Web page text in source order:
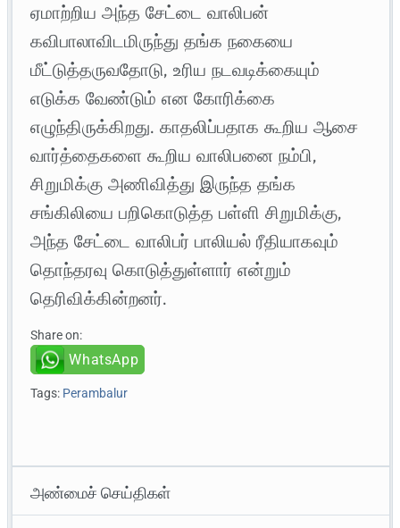
ஏமாற்றிய அந்த சேட்டை வாலிபன்
கவிபாலாவிடமிருந்து தங்க நகையை
மீட்டுத்தருவதோடு, உரிய நடவடிக்கையும்
எடுக்க வேண்டும் என கோரிக்கை
எழுந்திருக்கிறது. காதலிப்பதாக கூறிய ஆசை
வார்த்தைகளை கூறிய வாலிபனை நம்பி,
சிறுமிக்கு அணிவித்து இருந்த தங்க
சங்கிலியை பறிகொடுத்த பள்ளி சிறுமிக்கு,
அந்த சேட்டை வாலிபர் பாலியல் ரீதியாகவும்
தொந்தரவு கொடுத்துள்ளார் என்றும்
தெரிவிக்கின்றனர்.
Share on:
WhatsApp
Tags: Perambalur
அண்மைச் செய்திகள்